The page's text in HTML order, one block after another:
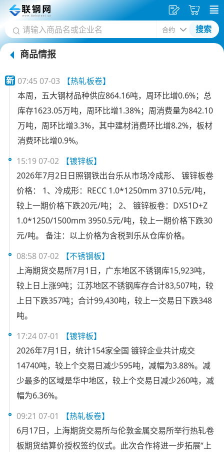
搜索
发
供
采
购
页
商品情报
新 07:45 07-03
【热轧板卷】
本周，五大钢材品种供应864.16吨，周环比增0.6%；总
库存1623.05万吨，周环比增1.38%；周消费量为842.10
万吨，周环比增3.3%，其中建材消费环比增8.2%，板材
消费环比增0.9%。
15:19 07-02
【镀锌板】
2026年7月2日日照钢铁出台乐从市场冷成形、 镀锌板卷
价格： 1、冷成形：RECC 1.0*1250mm 3710.5元/吨，
较上一期价格下跌20元/吨； 2、 镀锌板卷：DX51D+Z
1.0*1250/1500mm 3950.5元/吨，较上一期价格下跌30
元/吨。 备注：以上价格为含税到乐从仓库价格。
08:58 07-02
【不锈钢板】
上海期货交易所7月1日，广东地区不锈钢库15,923吨，
较上日上涨9吨；江苏地区不锈钢库存合计83,507吨，较
上日下跌357吨；合计99,430吨，较上一交易日下跌348
吨。
17:24 07-01
【镀锌板】
2026年7月1日，统计154家全国 镀锌企业共计成交
14740吨，较上个交易日减少595吨，减幅为3.88%。减
少最多的区域是华中地区，较上个交易日减少260吨，减
幅为6.36%。
09:21 07-01
【热轧板卷】
6月17日，上海期货交易所与伦敦金属交易所举行热轧卷
板期货结算价授权签约仪式。此次合作将进一步拓展“上